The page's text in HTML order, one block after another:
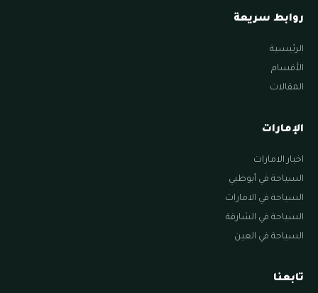
روابط سريعة
الرئيسية
الأقسام
المقالات
الإمارات
اخبار الامارات
السياحة في أبوظبي
السياحة في الامارات
السياحة في الشارقة
السياحة في العين
تابعنا